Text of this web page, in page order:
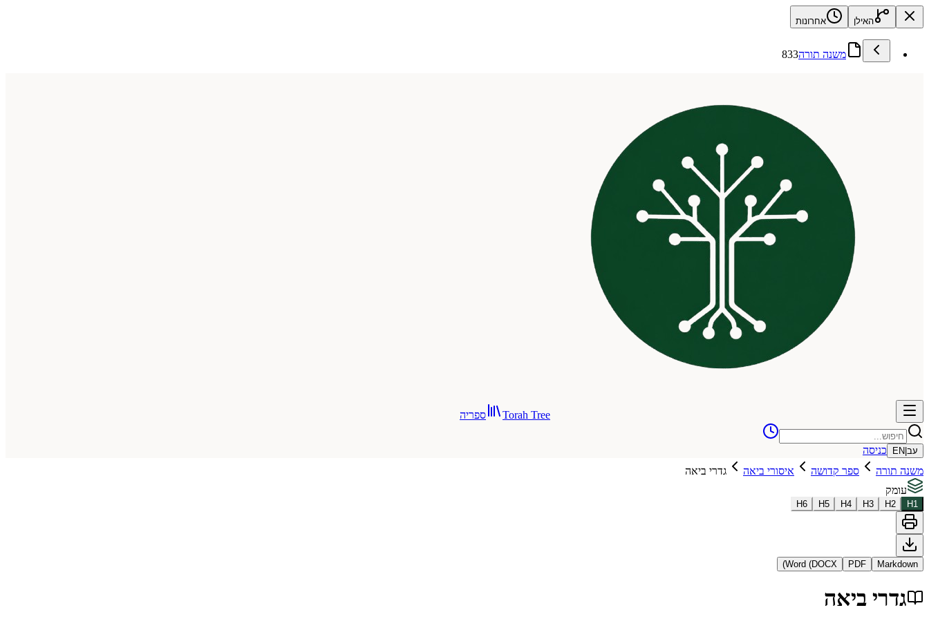
האילן אחרונות
משנה תורה833
Torah Tree ספריה
עב EN
כניסה
משנה תורה
ספר קדושה איסורי ביאה
גדרי ביאה
עומק
H1
H2
H3
H4
H5
H6
Markdown
PDF
Word (DOCX)
גדרי ביאה